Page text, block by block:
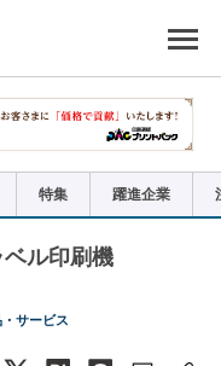
特集 躍進企業
ル印刷機
サービス